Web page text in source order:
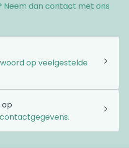
Neem dan contact met ons
op veelgestelde